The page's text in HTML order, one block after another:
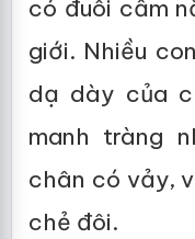
có đuôi cầm
giới. Nhiều
dạ dày của
manh tràng
chân có vảy,
chẻ đôi.